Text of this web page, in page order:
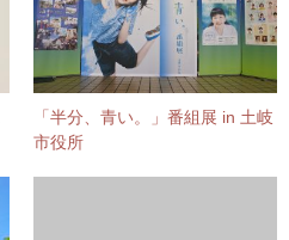
「半分、青い。」番組展 in 土岐
市役所